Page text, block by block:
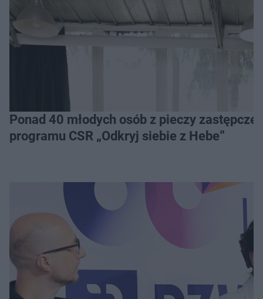
Ponad 40 młodych osób z pieczy
programu CSR „Odkryj siebie z Hebe”